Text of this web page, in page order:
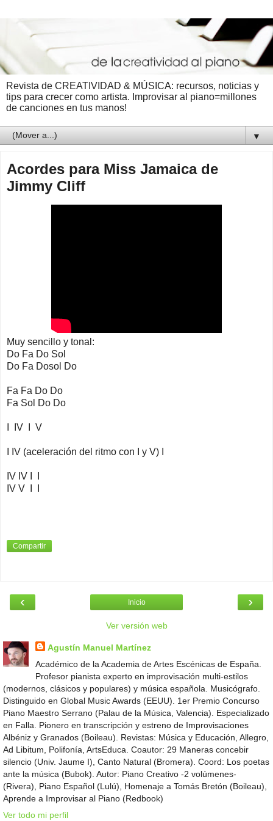
Revista de CREATIVIDAD & MÚSICA: recursos, noticias y
tips para crecer como artista. Improvisar al piano=millones
de canciones en tus manos!
▼
Acordes para Miss Jamaica de
Jimmy Cliff
Muy sencillo y tonal:
Do Fa Do Sol
Do Fa Dosol Do
Fa Fa Do Do
Fa Sol Do Do
I IV I V
I IV (aceleración del ritmo con I y V) I
IV IV I I
IV V I I
Compartir
‹ ›
Inicio
Ver versión web
Agustín Manuel Martínez
Académico de la Academia de Artes Escénicas de España.
Profesor pianista experto en improvisación multi-estilos
(modernos, clásicos y populares) y música española. Musicógrafo.
Distinguido en Global Music Awards (EEUU). 1er Premio Concurso
Piano Maestro Serrano (Palau de la Música, Valencia). Especializado
en Falla. Pionero en transcripción y estreno de Improvisaciones
Albéniz y Granados (Boileau). Revistas: Música y Educación, Allegro,
Ad Libitum, Polifonía, ArtsEduca. Coautor: 29 Maneras concebir
silencio (Univ. Jaume I), Canto Natural (Bromera). Coord: Los poetas
ante la música (Bubok). Autor: Piano Creativo -2 volúmenes-
(Rivera), Piano Español (Lulú), Homenaje a Tomás Bretón (Boileau),
Aprende a Improvisar al Piano (Redbook)
Ver todo mi perfil